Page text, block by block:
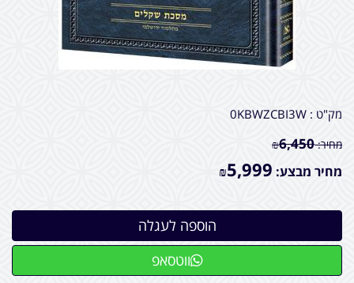
מק"ט : 0KBWZCBI3W
מחיר: ₪6,450
מחיר מבצע: ₪5,999
ווטסאפ